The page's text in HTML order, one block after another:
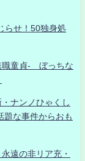
らせ！50独身処
童貞- ぼっちな
ナンノひゃくし
な事件からおも
遠の非リア充・